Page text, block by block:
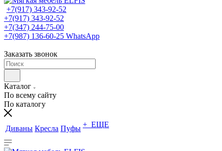
+7(917) 343-92-52
+7(917) 343-92-52
+7(347) 244-75-00
+7(987) 136-60-25 WhatsApp
Заказать звонок
Каталог
По всему сайту
По каталогу
Диваны Кресла Пуфы + ЕЩЕ